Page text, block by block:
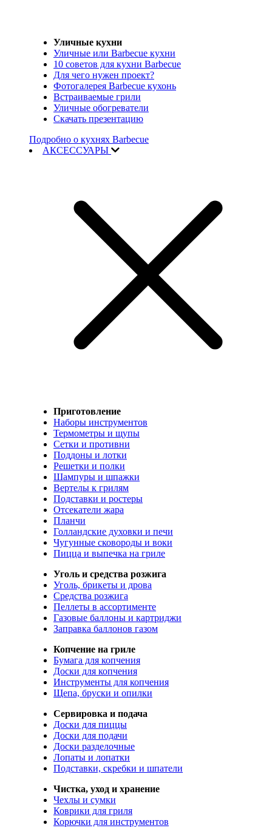
Уличные кухни
Уличные или Barbecue кухни
10 советов для кухни Barbecue
Для чего нужен проект?
Фотогалерея Barbecue кухонь
Встраиваемые грили
Уличные обогреватели
Скачать презентацию
Подробно о кухнях Barbecue
АКСЕССУАРЫ
Приготовление
Наборы инструментов
Термометры и щупы
Сетки и противни
Поддоны и лотки
Решетки и полки
Шампуры и шпажки
Вертелы к грилям
Подставки и ростеры
Отсекатели жара
Планчи
Голландские духовки и печи
Чугунные сковороды и воки
Пицца и выпечка на гриле
Уголь и средства розжига
Уголь, брикеты и дрова
Средства розжига
Пеллеты в ассортименте
Газовые баллоны и картриджи
Заправка баллонов газом
Копчение на гриле
Бумага для копчения
Доски для копчения
Инструменты для копчения
Щепа, бруски и опилки
Сервировка и подача
Доски для пиццы
Доски для подачи
Доски разделочные
Лопаты и лопатки
Подставки, скребки и шпатели
Чистка, уход и хранение
Чехлы и сумки
Коврики для гриля
Корючки для инструментов